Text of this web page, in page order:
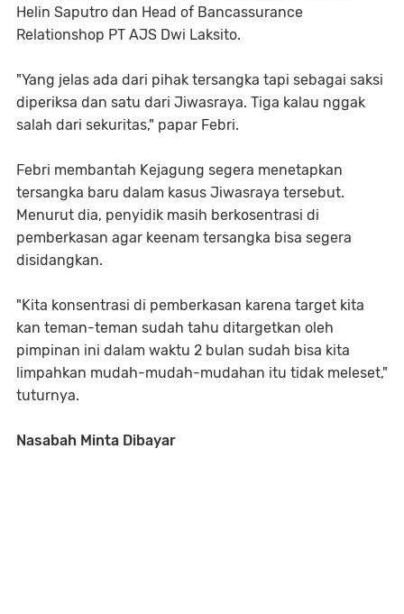
Helin Saputro dan Head of Bancassurance
Relationshop PT AJS Dwi Laksito.
"Yang jelas ada dari pihak tersangka tapi sebagai saksi
diperiksa dan satu dari Jiwasraya. Tiga kalau nggak
salah dari sekuritas," papar Febri.
Febri membantah Kejagung segera menetapkan
tersangka baru dalam kasus Jiwasraya tersebut.
Menurut dia, penyidik masih berkosentrasi di
pemberkasan agar keenam tersangka bisa segera
disidangkan.
"Kita konsentrasi di pemberkasan karena target kita
kan teman-teman sudah tahu ditargetkan oleh
pimpinan ini dalam waktu 2 bulan sudah bisa kita
limpahkan mudah-mudah-mudahan itu tidak meleset,"
tuturnya.
Nasabah Minta Dibayar